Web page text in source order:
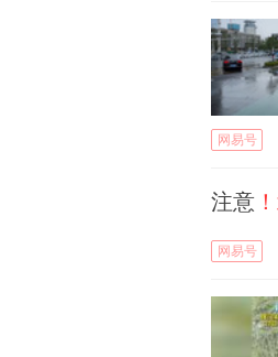
网易号
注意
网易号